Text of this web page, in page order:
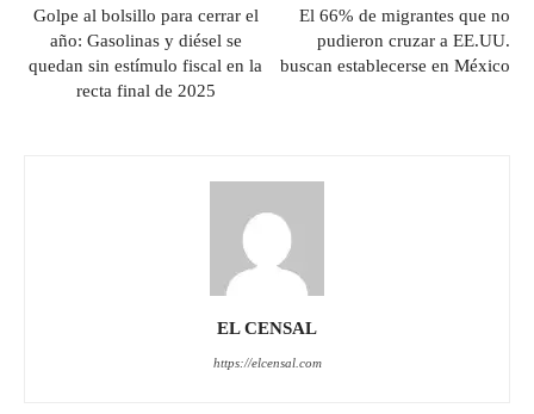
Golpe al bolsillo para cerrar el
año: Gasolinas y diésel se
quedan sin estímulo fiscal en la
recta final de 2025
El 66% de migrantes que no
pudieron cruzar a EE.UU.
buscan establecerse en México
EL CENSAL
https://elcensal.com